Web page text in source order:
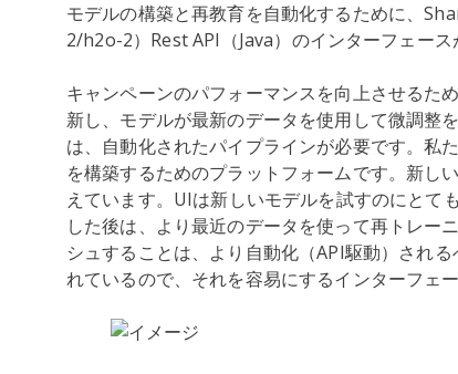
モデルの構築と再教育を自動化するために、
2/h2o-2）Rest API（Java）のインターフェース
キャンペーンのパフォーマンスを向上させるた
新し、モデルが最新のデータを使用して微調整
は、自動化されたパイプラインが必要です。私
を構築するためのプラットフォームです。新し
えています。UIは新しいモデルを試すのにとて
した後は、より最近のデータを使って再トレー
シュすることは、より自動化（API駆動）され
れているので、それを容易にするインターフェ